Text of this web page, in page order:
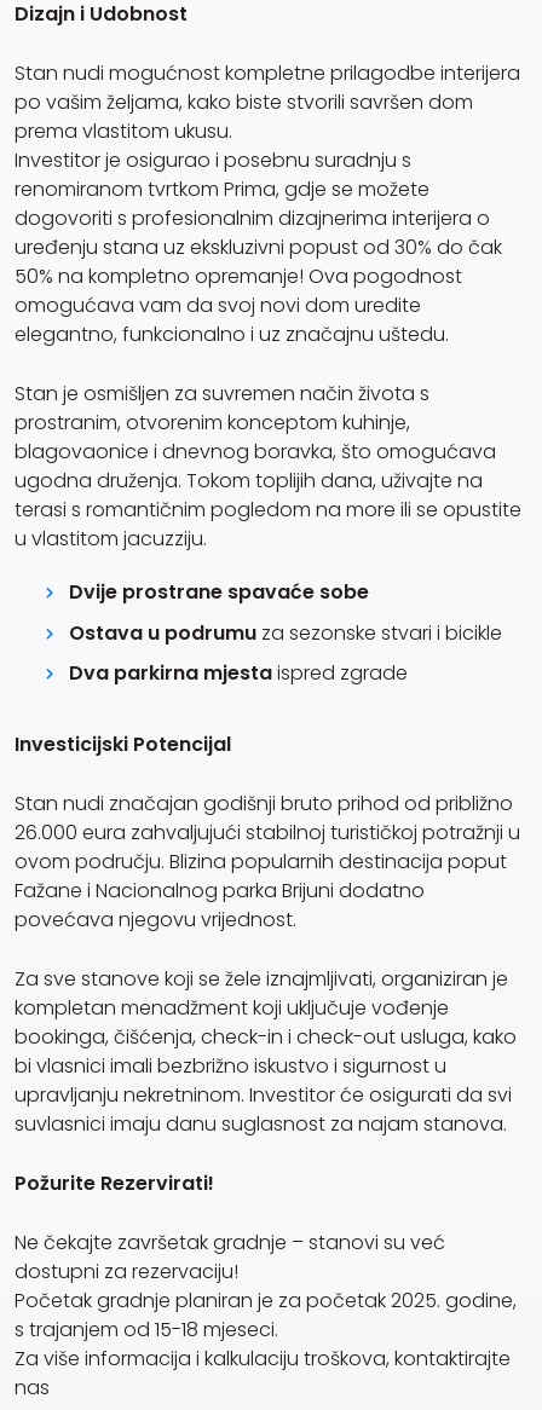
Dizajn i Udobnost
Stan nudi mogućnost kompletne prilagodbe interijera
po vašim željama, kako biste stvorili savršen dom
prema vlastitom ukusu.
Investitor je osigurao i posebnu suradnju s
renomiranom tvrtkom Prima, gdje se možete
dogovoriti s profesionalnim dizajnerima interijera o
uređenju stana uz ekskluzivni popust od 30% do čak
50% na kompletno opremanje! Ova pogodnost
omogućava vam da svoj novi dom uredite
elegantno, funkcionalno i uz značajnu uštedu.
Stan je osmišljen za suvremen način života s
prostranim, otvorenim konceptom kuhinje,
blagovaonice i dnevnog boravka, što omogućava
ugodna druženja. Tokom toplijih dana, uživajte na
terasi s romantičnim pogledom na more ili se opustite
u vlastitom jacuzziju.
Dvije prostrane spavaće sobe
Ostava u podrumuza sezonske stvari i bicikle
Dva parkirna mjestaispred zgrade
Investicijski Potencijal
Stan nudi značajan godišnji bruto prihod od približno
26.000 eura zahvaljujući stabilnoj turističkoj potražnji u
ovom području. Blizina popularnih destinacija poput
Fažane i Nacionalnog parka Brijuni dodatno
povećava njegovu vrijednost.
Za sve stanove koji se žele iznajmljivati, organiziran je
kompletan menadžment koji uključuje vođenje
bookinga, čišćenja, check-in i check-out usluga, kako
bi vlasnici imali bezbrižno iskustvo i sigurnost u
upravljanju nekretninom. Investitor će osigurati da svi
suvlasnici imaju danu suglasnost za najam stanova.
Požurite Rezervirati!
Ne čekajte završetak gradnje – stanovi su već
dostupni za rezervaciju!
Početak gradnje planiran je za početak 2025. godine,
s trajanjem od 15-18 mjeseci.
Za više informacija i kalkulaciju troškova, kontaktirajte
nas